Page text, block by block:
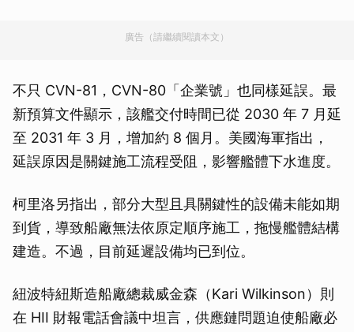
廣告（請繼續閱讀本文）
不只 CVN-81，CVN-80「企業號」也同樣延誤。最
新預算文件顯示，該艦交付時間已從 2030 年 7 月延
至 2031 年 3 月，增加約 8 個月。美國海軍指出，
延誤原因是關鍵施工流程受阻，影響艦體下水進度。
柯里洛另指出，部分大型且具關鍵性的設備未能如期
到貨，導致船廠無法依原定順序施工，拖慢艦體結構
建造。不過，目前延遲設備均已到位。
紐波特紐斯造船廠總裁威金森（Kari Wilkinson）則
在 HII 財報電話會議中坦言，供應鏈問題迫使船廠必